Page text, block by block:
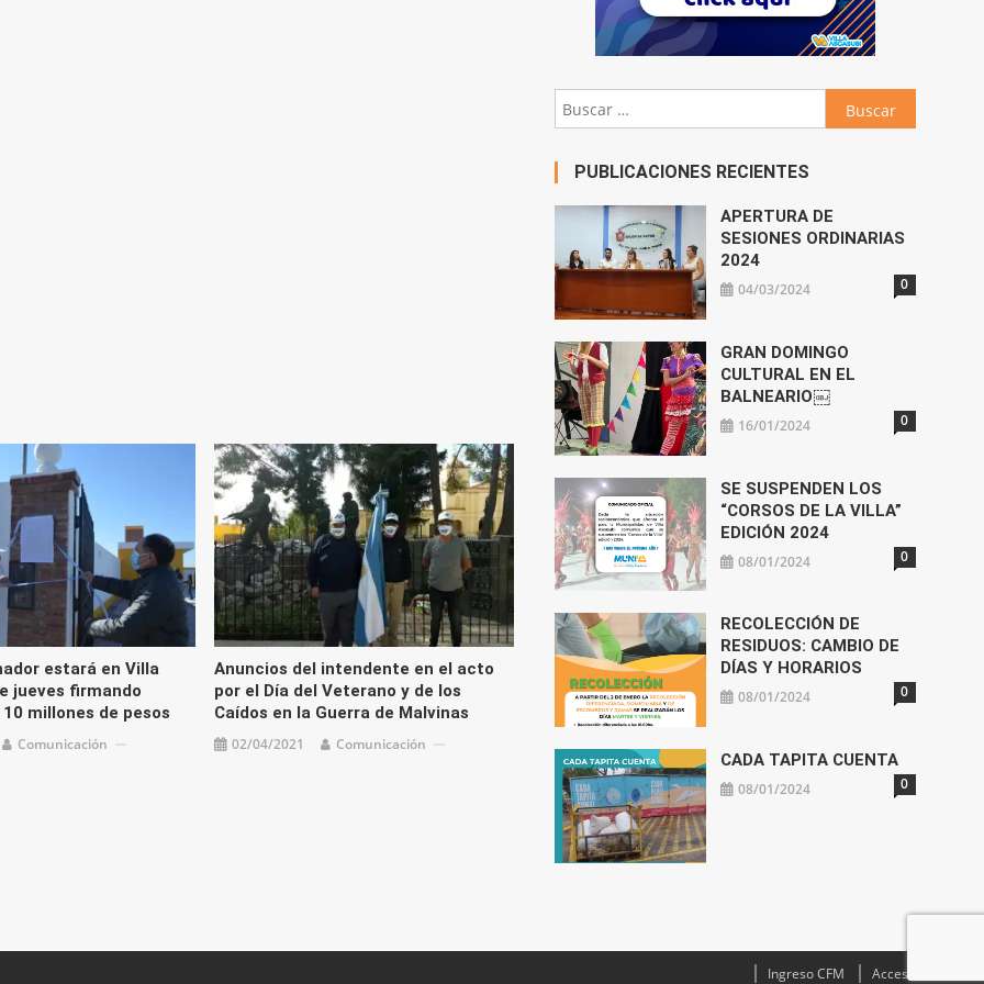
estará en Villa
jueves firmando
millones de pesos
Comunicación
Anuncios del intendente en el acto
por el Día del Veterano y de los
Caídos en la Guerra de Malvinas
02/04/2021 Comunicación
Buscar:
PUBLICACIONES RECIENTES
APERTURA DE
SESIONES ORDINARIAS
2024
04/03/2024 0
GRAN DOMINGO
CULTURAL EN EL
BALNEARIO￼
16/01/2024 0
SE SUSPENDEN LOS
“CORSOS DE LA VILLA”
EDICIÓN 2024
08/01/2024 0
RECOLECCIÓN DE
RESIDUOS: CAMBIO DE
DÍAS Y HORARIOS
08/01/2024 0
CADA TAPITA CUENTA
08/01/2024 0
Ingreso CFM Acceso